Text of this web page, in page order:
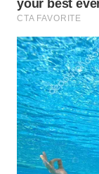
WAHANANEWS
ID
WAHANANEWS
CO ID
WAHANANEWS
NET